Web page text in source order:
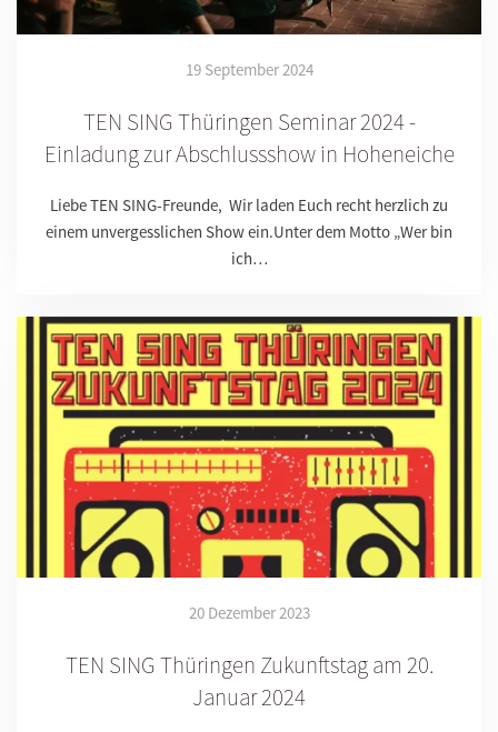
19 September 2024
TEN SING Thüringen Seminar 2024 -
Einladung zur Abschlussshow in Hoheneiche
Liebe TEN SING-Freunde, Wir laden Euch recht herzlich zu
einem unvergesslichen Show ein.Unter dem Motto „Wer bin
ich…
20 Dezember 2023
TEN SING Thüringen Zukunftstag am 20.
Januar 2024